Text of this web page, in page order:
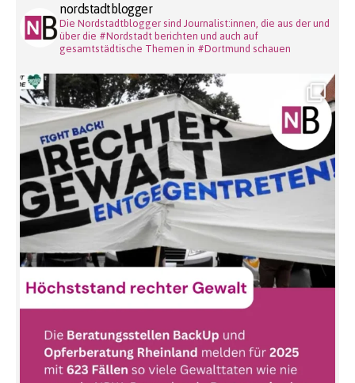
nordstadtblogger
Die Nordstadtblogger sind Journalist:innen, die aus der und
über die #Nordstadt berichten und auch auf
gesamtstädtische Themen in #Dortmund schauen